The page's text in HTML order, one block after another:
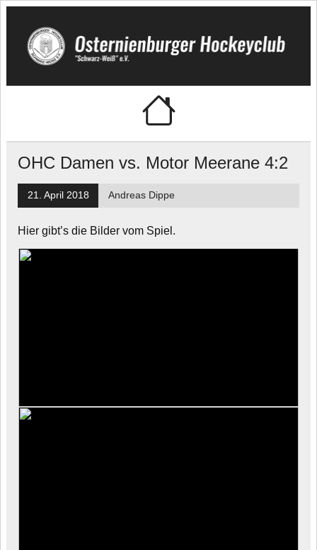
Skip
content
🏑 Osternienburger
Hockeyclub
OHC Damen vs. Motor Meerane 4:2
21. April 2018 Andreas Dippe
Hier gibt’s die Bilder vom Spiel.